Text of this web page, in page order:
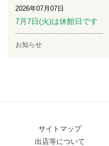
2026年07月07日
7月7日(火)は休館日です
お知らせ
サイトマップ
出店等について